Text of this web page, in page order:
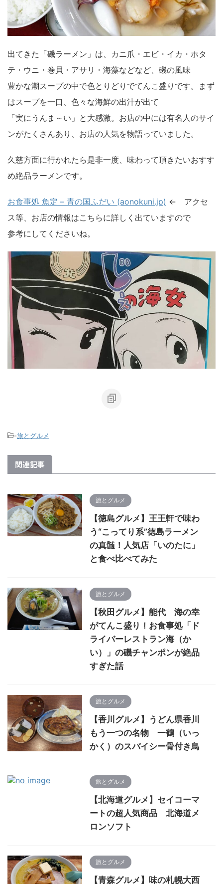
出てきた「磯ラーメン」は、カニ爪・エビ・イカ・ホタ
テ・ウニ・巻貝・アサリ・海藻などなど、磯の風味
豊かな潮スープの中で色とりどりでてんこ盛りです。まず
はスープを一口、色々な海鮮の出汁が出て
「実にうんま～い」と大感激。お店の中には有名人のサイ
ンがたくさんあり、お店の人気を物語っていました。
久慈方面に行かれたら是非一度、味わって頂きたいおすす
め絶品ラーメンです。
お食事処 魚定 – 青の国ふだい (aonokuni.jp) ← アクセ
ス等、お店の情報はこちらに詳しく出ていますので
参考にしてくださいね。
-旅とグルメ
関連記事
旅とグルメ
【徳島グルメ】王王軒で味わ
う“こってり系”徳島ラーメン
の真髄！人気店「いのたに」
と食べ比べてみた
旅とグルメ
【秋田グルメ】能代 海の幸
がてんこ盛り！お食事処「ド
ライバーレストラン海（か
い）」の磯チャンポンが絶品
すぎた話
旅とグルメ
【香川グルメ】うどん県香川
もう一つの名物 一鶴（いっ
かく）のスパイシー骨付き鳥
旅とグルメ
【北海道グルメ】セイコーマ
ートの超人気商品 北海道メ
ロンソフト
旅とグルメ
【青森グルメ】味の札幌大西